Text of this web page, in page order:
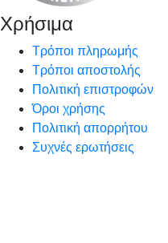
Χρήσιμα
Τρόποι πληρωμής
Τρόποι αποστολής
Πολιτική επιστροφών
Όροι χρήσης
Πολιτική απορρήτου
Συχνές ερωτήσεις